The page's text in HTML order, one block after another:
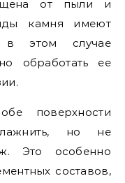
от пыли и
камня имеют
в этом случае
обработать ее
поверхности
но не
Это особенно
составов,